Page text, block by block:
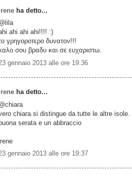
ha detto...
ahi ahi ahi!!!! :)
γρηγοροτερο δυνατον!!!
σου βραδυ και σε ευχαριστω.
gennaio 2013 alle ore 19:36
Irene ha detto...
chiara.si distingue da tutte le altre isole.
serata e un abbraccio
gennaio 2013 alle ore 19:37